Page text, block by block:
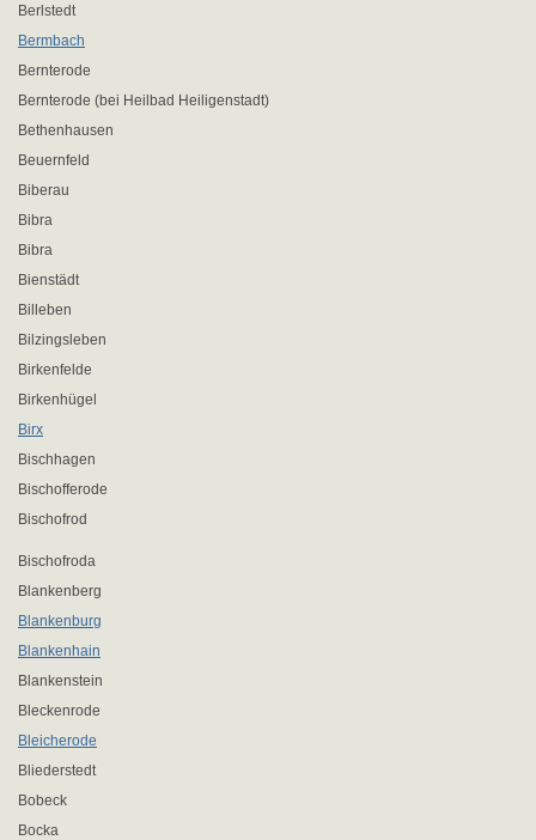
Berlstedt
Bermbach
Bernterode
Bernterode (bei Heilbad Heiligenstadt)
Bethenhausen
Beuernfeld
Biberau
Bibra
Bibra
Bienstädt
Billeben
Bilzingsleben
Birkenfelde
Birkenhügel
Birx
Bischhagen
Bischofferode
Bischofrod
Bischofroda
Blankenberg
Blankenburg
Blankenhain
Blankenstein
Bleckenrode
Bleicherode
Bliederstedt
Bobeck
Bocka